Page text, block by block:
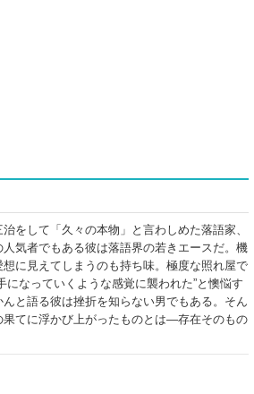
をして「久々の本物」と言わしめた落語家、
気者でもある彼は落語界の若きエースだ。機
に見えてしまうのも持ち味。極度な照れ屋で
なっていくような感覚に襲われた”と懊悩す
と語る彼は挫折を知らない男でもある。そん
てに浮かび上がったものとは―存在そのもの